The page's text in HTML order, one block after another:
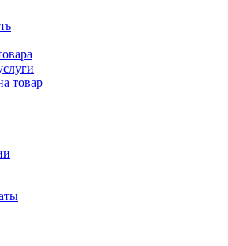
товар